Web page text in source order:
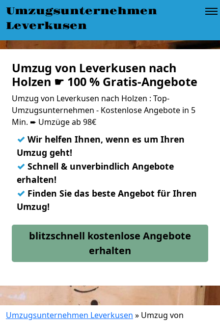
Umzugsunternehmen
Leverkusen
Umzug von Leverkusen nach
Holzen ☛ 100 % Gratis-Angebote
Umzug von Leverkusen nach Holzen : Top-
Umzugsunternehmen - Kostenlose Angebote in 5
Min. ➨ Umzüge ab 98€
✓ Wir helfen Ihnen, wenn es um Ihren
Umzug geht!
✓ Schnell & unverbindlich Angebote
erhalten!
✓ Finden Sie das beste Angebot für Ihren
Umzug!
blitzschnell kostenlose Angebote
erhalten
Umzugsunternehmen Leverkusen » Umzug von